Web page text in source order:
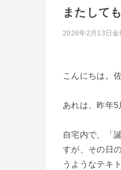
またして
2026年2月13日金
こんにちは。
あれは、昨年5
自宅内で、「
すが、その日
うようなテキ